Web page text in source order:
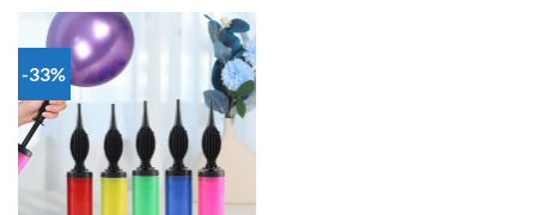
-33%